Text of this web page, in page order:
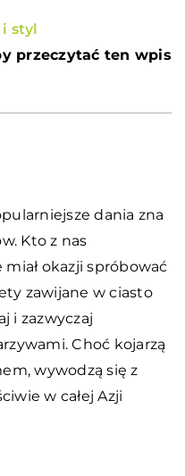
i styl
przeczytać ten wpis
dania zna
Kto z nas
okazji spróbować
zawijane w ciasto
i zazwyczaj
Choć kojarzą
wywodzą się z
w całej Azji